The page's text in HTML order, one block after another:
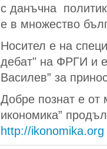
с данъчна
е в множество
Носител е на
дебат" на ФРГИ и е
Василев” за
Добре познат е от
икономика”
http://ikonomika.org